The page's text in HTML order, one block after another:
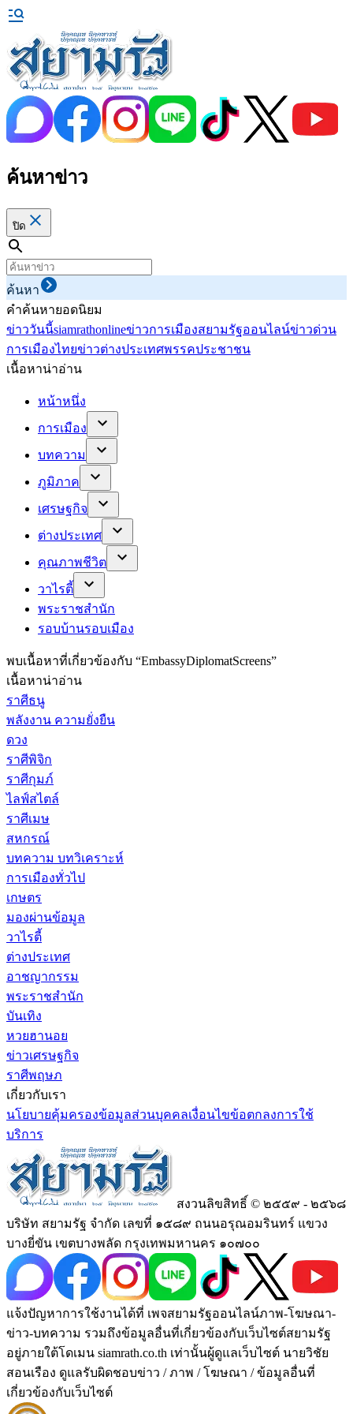
ค้นหาข่าว
ปิด
ค้นหา
คำค้นหายอดนิยม
ข่าววันนี้siamrathonlineข่าวการเมืองสยามรัฐออนไลน์ข่าวด่วน
การเมืองไทยข่าวต่างประเทศพรรคประชาชน
เนื้อหาน่าอ่าน
หน้าหนึ่ง
การเมือง
บทความ
ภูมิภาค
เศรษฐกิจ
ต่างประเทศ
คุณภาพชีวิต
วาไรตี้
พระราชสำนัก
รอบบ้านรอบเมือง
พบเนื้อหาที่เกี่ยวข้องกับ “EmbassyDiplomatScreens”
เนื้อหาน่าอ่าน
ราศีธนู
พลังงาน ความยั่งยืน
ดวง
ราศีพิจิก
ราศีกุมภ์
ไลฟ์สไตล์
ราศีเมษ
สหกรณ์
บทความ บทวิเคราะห์
การเมืองทั่วไป
เกษตร
มองผ่านข้อมูล
วาไรตี้
ต่างประเทศ
อาชญากรรม
พระราชสำนัก
บันเทิง
หวยฮานอย
ข่าวเศรษฐกิจ
ราศีพฤษภ
เกี่ยวกับเรา
นโยบายคุ้มครองข้อมูลส่วนบุคคลเงื่อนไขข้อตกลงการใช้
บริการ
สงวนลิขสิทธิ์ © ๒๕๕๙ - ๒๕๖๘
บริษัท สยามรัฐ จำกัด เลขที่ ๑๕๘๙ ถนนอรุณอมรินทร์ แขวง
บางยี่ขัน เขตบางพลัด กรุงเทพมหานคร ๑๐๗๐๐
แจ้งปัญหาการใช้งานได้ที่ เพจสยามรัฐออนไลน์ภาพ-โฆษณา-
ข่าว-บทความ รวมถึงข้อมูลอื่นที่เกี่ยวข้องกับเว็บไซต์สยามรัฐ
อยู่ภายใต้โดเมน siamrath.co.th เท่านั้นผู้ดูแลเว็บไซต์ นายวิชัย
สอนเรือง ดูแลรับผิดชอบข่าว / ภาพ / โฆษณา / ข้อมูลอื่นที่
เกี่ยวข้องกับเว็บไซต์